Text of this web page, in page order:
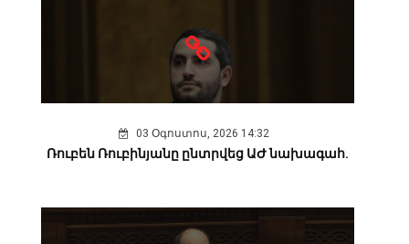
03 Օգոստոս, 2026 14:32
Ռուբեն Ռուբինյանը ընտրվեց ԱԺ նախագահ.